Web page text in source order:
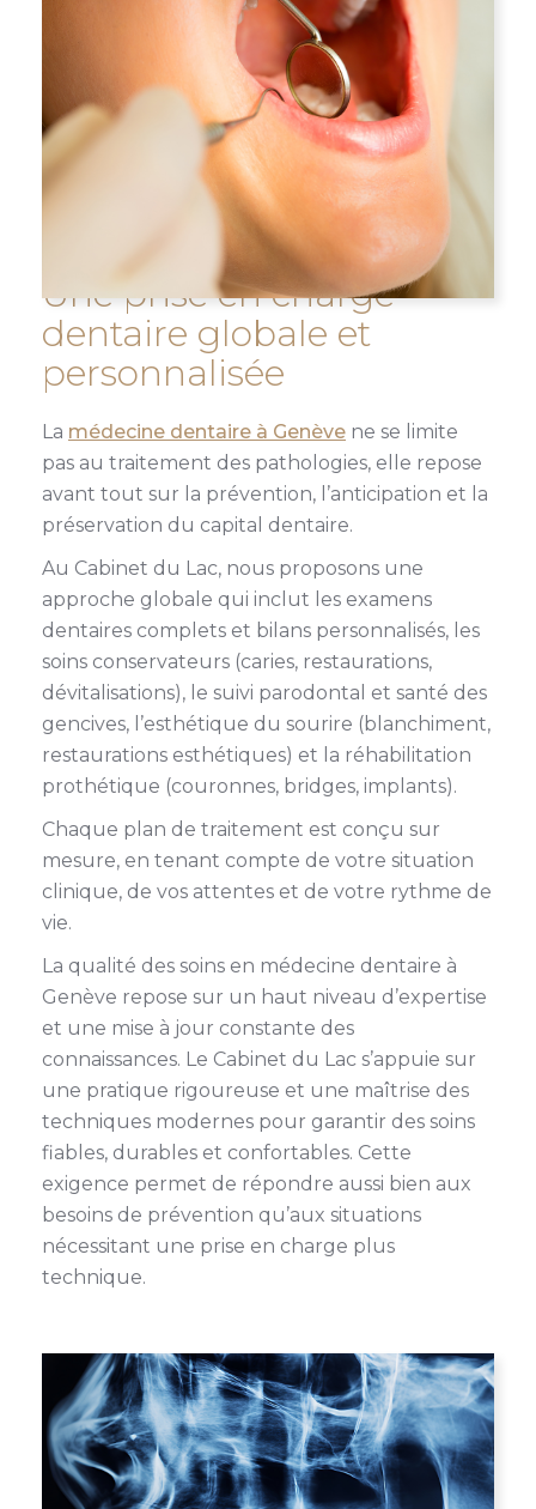
Une prise en charge
dentaire globale et
personnalisée
La médecine dentaire à Genève ne se limite
pas au traitement des pathologies, elle repose
avant tout sur la prévention, l’anticipation et la
préservation du capital dentaire.
Au Cabinet du Lac, nous proposons une
approche globale qui inclut les examens
dentaires complets et bilans personnalisés, les
soins conservateurs (caries, restaurations,
dévitalisations), le suivi parodontal et santé des
gencives, l’esthétique du sourire (blanchiment,
restaurations esthétiques) et la réhabilitation
prothétique (couronnes, bridges, implants).
Chaque plan de traitement est conçu sur
mesure, en tenant compte de votre situation
clinique, de vos attentes et de votre rythme de
vie.
La qualité des soins en médecine dentaire à
Genève repose sur un haut niveau d’expertise
et une mise à jour constante des
connaissances. Le Cabinet du Lac s’appuie sur
une pratique rigoureuse et une maîtrise des
techniques modernes pour garantir des soins
fiables, durables et confortables. Cette
exigence permet de répondre aussi bien aux
besoins de prévention qu’aux situations
nécessitant une prise en charge plus
technique.